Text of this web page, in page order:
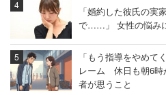
「婚約した彼氏の実
で……」 女性の悩み
「もう指導をやめて
レーム 休日も朝6時
者が思うこと